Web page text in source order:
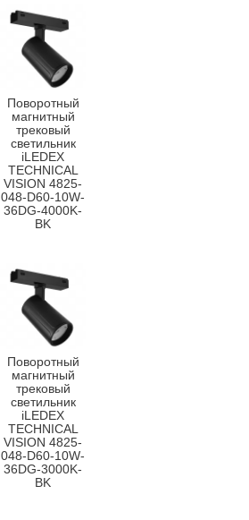
Поворотный
магнитный
трековый
светильник
iLEDEX
TECHNICAL
VISION 4825-
048-D60-10W-
36DG-4000K-
BK
Поворотный
магнитный
трековый
светильник
iLEDEX
TECHNICAL
VISION 4825-
048-D60-10W-
36DG-3000K-
BK